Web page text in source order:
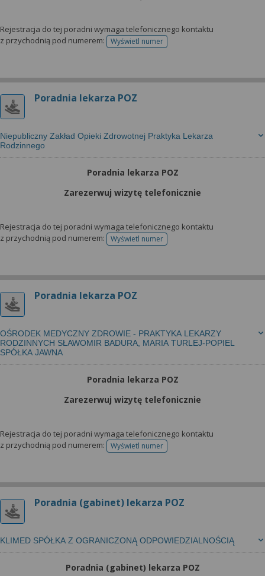
Rejestracja do tej poradni wymaga telefonicznego kontaktu
z przychodnią pod numerem:
Wyświetl numertelefonu do rejestracji
Poradnia lekarza POZ
Niepubliczny Zakład Opieki Zdrowotnej Praktyka Lekarza
Rodzinnego
Poradnia lekarza POZ
Zarezerwuj wizytę telefonicznie
Rejestracja do tej poradni wymaga telefonicznego kontaktu
z przychodnią pod numerem:
Wyświetl numertelefonu do rejestracji
Poradnia lekarza POZ
OŚRODEK MEDYCZNY ZDROWIE - PRAKTYKA LEKARZY
RODZINNYCH SŁAWOMIR BADURA, MARIA TURLEJ-POPIEL
SPÓŁKA JAWNA
Poradnia lekarza POZ
Zarezerwuj wizytę telefonicznie
Rejestracja do tej poradni wymaga telefonicznego kontaktu
z przychodnią pod numerem:
Wyświetl numertelefonu do rejestracji
Poradnia (gabinet) lekarza POZ
KLIMED SPÓŁKA Z OGRANICZONĄ ODPOWIEDZIALNOŚCIĄ
Poradnia (gabinet) lekarza POZ